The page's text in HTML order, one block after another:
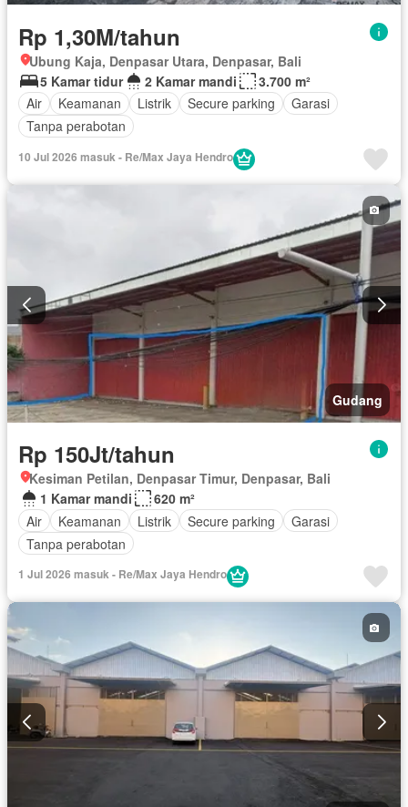
Rp 1,30M/tahun
Ubung Kaja, Denpasar Utara, Denpasar, Bali
5 Kamar tidur
2 Kamar mandi
3.700 m²
Air
Keamanan Listrik Secure parking
Garasi
Tanpa perabotan
10 Jul 2026 masuk - Re/Max Jaya Hendro
Gudang
Rp 150Jt/tahun
Kesiman Petilan, Denpasar Timur, Denpasar, Bali
1 Kamar mandi
620 m²
Air
Keamanan Listrik Secure parking
Garasi
Tanpa perabotan
1 Jul 2026 masuk - Re/Max Jaya Hendro